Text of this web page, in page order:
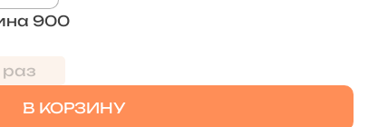
900
раз
В КОРЗИНУ